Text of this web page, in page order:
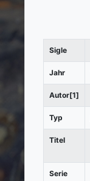
Sigle
Jahr
Autor[1]
Typ
Titel
Serie